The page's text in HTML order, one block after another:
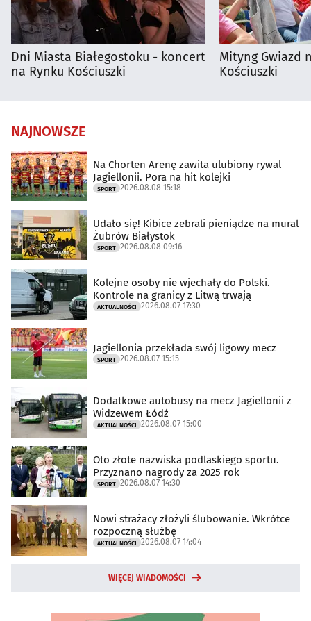
Dni Miasta Białegostoku - koncert
na Rynku Kościuszki
Mityng Gwiazd
Kościuszki
NAJNOWSZE
Na Chorten Arenę zawita ulubiony rywal
Jagiellonii. Pora na hit kolejki
SPORT 2026.08.08 15:18
Udało się! Kibice zebrali pieniądze na mural
Żubrów Białystok
SPORT 2026.08.08 09:16
Kolejne osoby nie wjechały do Polski.
Kontrole na granicy z Litwą trwają
AKTUALNOŚCI 2026.08.07 17:30
Jagiellonia przekłada swój ligowy mecz
SPORT 2026.08.07 15:15
Dodatkowe autobusy na mecz Jagiellonii z
Widzewem Łódź
AKTUALNOŚCI 2026.08.07 15:00
Oto złote nazwiska podlaskiego sportu.
Przyznano nagrody za 2025 rok
SPORT 2026.08.07 14:30
Nowi strażacy złożyli ślubowanie. Wkrótce
rozpoczną służbę
AKTUALNOŚCI 2026.08.07 14:04
WIĘCEJ WIADOMOŚCI